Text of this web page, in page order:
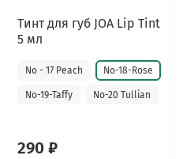
Тинт для губ JOA Lip Tint
5 мл
No - 17 Peach No-18-Rose
No-19-Taffy No-20 Tullian
290 ₽